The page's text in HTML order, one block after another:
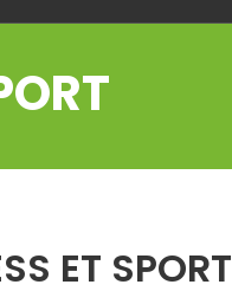
ET SPORT